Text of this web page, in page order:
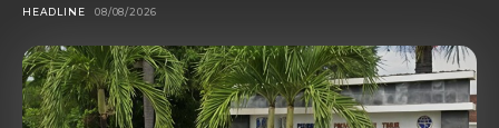
HEADLINE 08/08/2026